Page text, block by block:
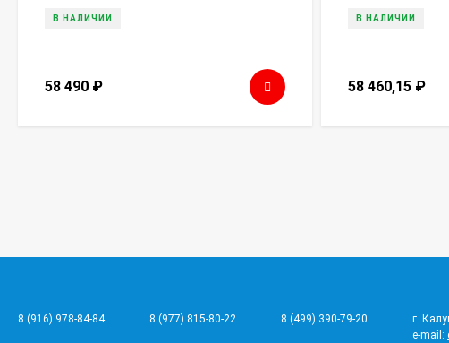
В НАЛИЧИИ
58 490 ₽
В НАЛИЧИИ
58 460,15 ₽
8 (916) 978-84-84 8 (977) 815-80-22 8 (499) 390-79-20
г.
e-mail: